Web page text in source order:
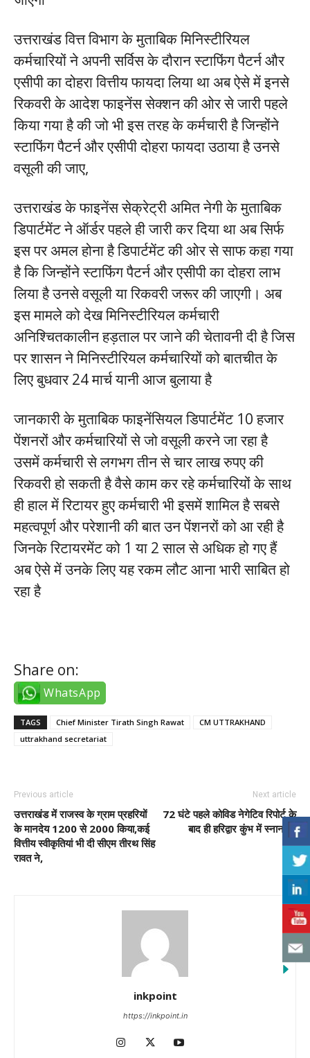
उत्तराखंड वित्त विभाग के मुताबिक मिनिस्टीरियल
कर्मचारियों ने अपनी सर्विस के दौरान स्टाफिंग पैटर्न और
एसीपी का दोहरा वित्तीय फायदा लिया था अब ऐसे में इनसे
रिकवरी के आदेश फाइनेंस सेक्शन की ओर से जारी पहले
किया गया है की जो भी इस तरह के कर्मचारी है जिन्होंने
स्टाफिंग पैटर्न और एसीपी दोहरा फायदा उठाया है उनसे
वसूली की जाए,
उत्तराखंड के फाइनेंस सेक्रेट्री अमित नेगी के मुताबिक
डिपार्टमेंट ने ऑर्डर पहले ही जारी कर दिया था अब सिर्फ
इस पर अमल होना है डिपार्टमेंट की ओर से साफ कहा गया
है कि जिन्होंने स्टाफिंग पैटर्न और एसीपी का दोहरा लाभ
लिया है उनसे वसूली या रिकवरी जरूर की जाएगी। अब
इस मामले को देख मिनिस्टीरियल कर्मचारी
अनिश्चितकालीन हड़ताल पर जाने की चेतावनी दी है जिस
पर शासन ने मिनिस्टीरियल कर्मचारियों को बातचीत के
लिए बुधवार 24 मार्च यानी आज बुलाया है
जानकारी के मुताबिक फाइनेंसियल डिपार्टमेंट 10 हजार
पेंशनरों और कर्मचारियों से जो वसूली करने जा रहा है
उसमें कर्मचारी से लगभग तीन से चार लाख रुपए की
रिकवरी हो सकती है वैसे काम कर रहे कर्मचारियों के साथ
ही हाल में रिटायर हुए कर्मचारी भी इसमें शामिल है सबसे
महत्वपूर्ण और परेशानी की बात उन पेंशनरों को आ रही है
जिनके रिटायरमेंट को 1 या 2 साल से अधिक हो गए हैं
अब ऐसे में उनके लिए यह रकम लौट आना भारी साबित हो
रहा है
Share on:
WhatsApp
TAGS Chief Minister Tirath Singh Rawat
CM UTTRAKHAND
uttrakhand secretariat
Previous article
उत्तराखंड में राजस्व के ग्राम प्रहरियों
के मानदेय 1200 से 2000 किया,कई
वित्तीय स्वीकृतियां भी दी सीएम तीरथ सिंह
रावत ने,
Next article
72 घंटे पहले कोविड नेगेटिव रिपोर्ट के
बाद ही हरिद्वार कुंभ में स्नान …
inkpoint
https://inkpoint.in